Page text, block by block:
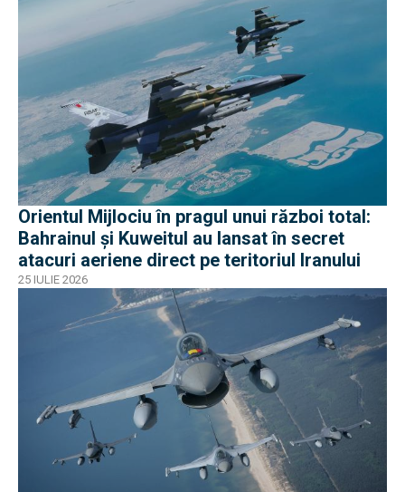
Orientul Mijlociu în pragul unui război total:
Bahrainul și Kuweitul au lansat în secret
atacuri aeriene direct pe teritoriul Iranului
25 IULIE 2026